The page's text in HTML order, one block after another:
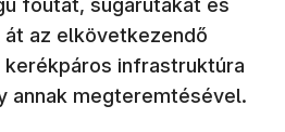
főutat, sugárutakat és
az elkövetkezendő
kerékpáros infrastruktúra
annak megteremtésével.